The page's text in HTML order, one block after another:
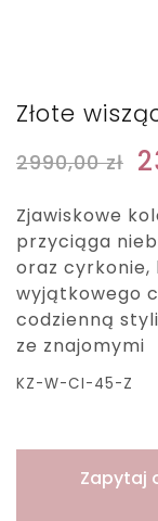
Złote
2990,00zł
Zjawiskowe
przyciąga
oraz cyrkonie,
wyjątkowego
codzienną
ze znajomymi
KZ-W-CI-45-Z
Zapytaj